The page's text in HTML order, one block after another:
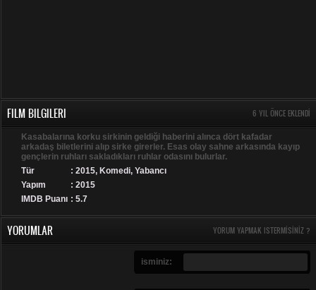
FILM BILGILERI 6 YIL ÖNCE EKLENDI
Kasabalarına korku sirkinin geldiği haberini alınca dört kafadar
arkadaş biletlerini alıp sirke girerler. Esas olay sahne arkasında kayıp
gençlerin ruhları sakladıkları ruhlar odasını bulurlar.
Tür
: 2015, Komedi, Yabancı
Yapım
: 2015
IMDB Puanı : 5.7
YORUMLAR YORUM YAPMAK ISTERMISINIZ ?
isminiz: